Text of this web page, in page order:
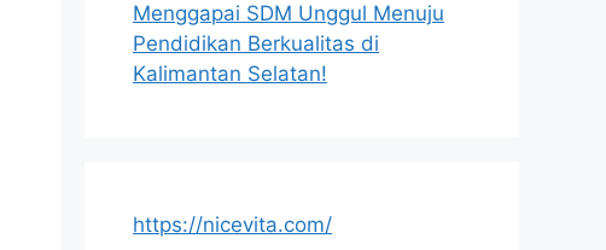
Menggapai SDM Unggul Menuju
Pendidikan Berkualitas di
Kalimantan Selatan!
https://nicevita.com/